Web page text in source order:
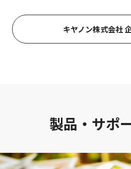
キヤノン株式会社
製品・サポ